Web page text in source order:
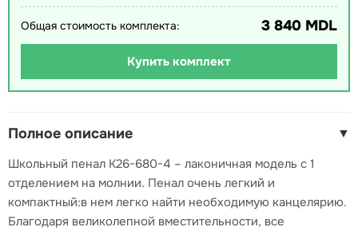
Общая стоимость комплекта: 3 840 MDL
Купить комплект
Полное описание ▼
Школьный пенал K26-680-4 – лаконичная модель с 1
отделением на молнии. Пенал очень легкий и
компактный:в нем легко найти необходимую канцелярию.
Благодаря великолепной вместительности, все